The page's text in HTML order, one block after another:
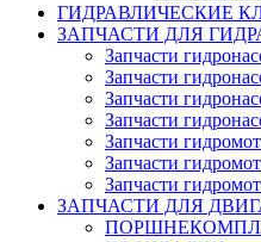
ГИДРАВЛИЧЕСКИЕ
ЗАПЧАСТИ ДЛЯ
Запчасти
Запчасти
Запчасти
Запчасти
Запчасти
Запчасти
Запчасти
ЗАПЧАСТИ ДЛЯ